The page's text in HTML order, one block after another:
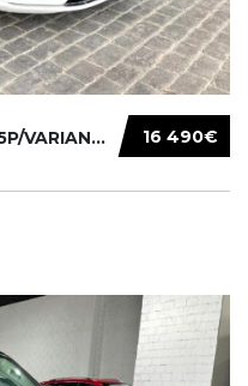
16 490€
VOLKSWAGEN GOLF VII(AU)3/5P/VARIANT(12-16 20...